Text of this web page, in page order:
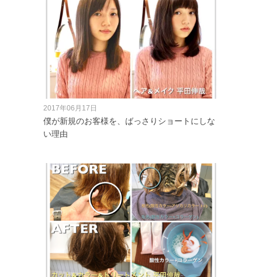
2017年06月17日
僕が新規のお客様を、ばっさりショートにしな
い理由